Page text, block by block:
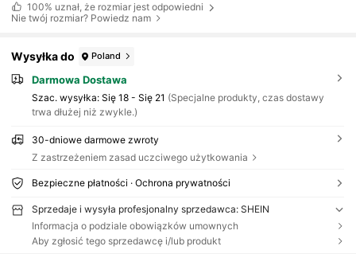
100% uznał, że rozmiar jest odpowiedni
Nie twój rozmiar? Powiedz nam
Wysyłka do Poland
Darmowa Dostawa
Szac. wysyłka: Się 18 - Się 21 (Specjalne produkty, czas dostawy
trwa dłużej niż zwykle.)
30-dniowe darmowe zwroty
Z zastrzeżeniem zasad uczciwego użytkowania
Bezpieczne płatności · Ochrona prywatności
Sprzedaje i wysyła profesjonalny sprzedawca: SHEIN
Informacja o podziale obowiązków umownych
Aby zgłosić tego sprzedawcę i/lub produkt